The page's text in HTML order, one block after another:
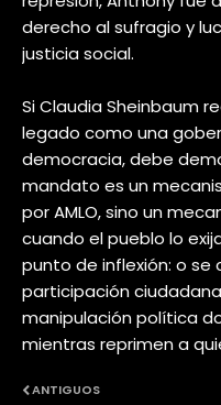
derecho al sufragio y
justicia social.
Si Claudia Sheinbaum
legado como una
democracia, debe
mandato es un
por AMLO, sino un
cuando el pueblo lo
punto de inflexión: o
participación
manipulación política
mientras reprimen a
ANTIGUOS